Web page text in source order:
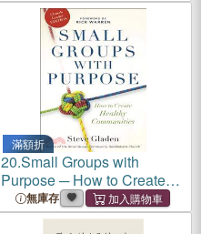
滿額折
20.Small Groups with
Purpose ─ How to Create
Healthy Communities
無庫存